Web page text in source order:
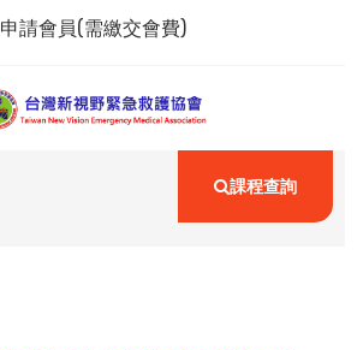
申請會員(需繳交會費)
課程查詢